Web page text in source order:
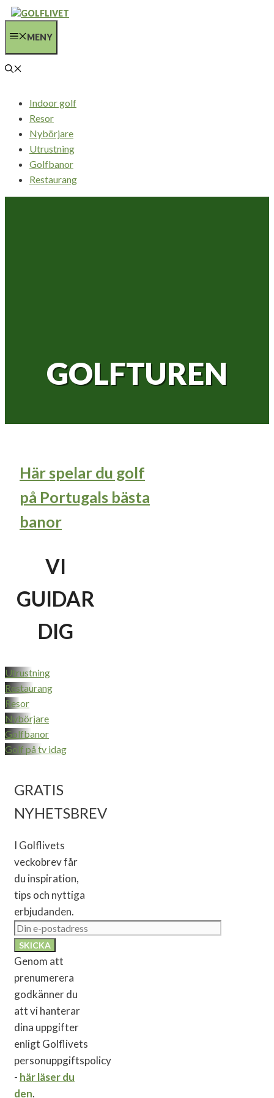
Hoppa
innehållMENY
Indoor golf
Resor
Nybörjare
Utrustning
Golfbanor
Restaurang
GOLFTUREN
Här spelar du golf
på Portugals bästa
banor
VI
GUIDAR
DIG
Utrustning
Restaurang
Resor
Nybörjare
Golfbanor
Golf på tv idag
GRATIS
NYHETSBREV
I Golflivets
veckobrev får
du inspiration,
tips och nyttiga
erbjudanden.
Genom att
prenumerera
godkänner du
att vi hanterar
dina uppgifter
enligt Golflivets
personuppgiftspolicy
- här läser du
den.